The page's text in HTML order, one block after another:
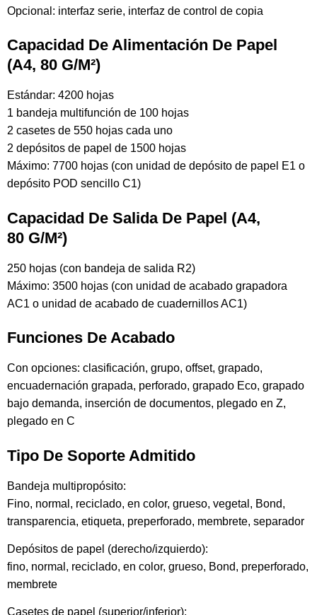
Opcional: interfaz serie, interfaz de control de copia
Capacidad De Alimentación De Papel
(A4, 80 G/m²)
Estándar: 4200 hojas
1 bandeja multifunción de 100 hojas
2 casetes de 550 hojas cada uno
2 depósitos de papel de 1500 hojas
Máximo: 7700 hojas (con unidad de depósito de papel E1 o
depósito POD sencillo C1)
Capacidad De Salida De Papel (A4,
80 G/m²)
250 hojas (con bandeja de salida R2)
Máximo: 3500 hojas (con unidad de acabado grapadora
AC1 o unidad de acabado de cuadernillos AC1)
Funciones De Acabado
Con opciones: clasificación, grupo, offset, grapado,
encuadernación grapada, perforado, grapado Eco, grapado
bajo demanda, inserción de documentos, plegado en Z,
plegado en C
Tipo De Soporte Admitido
Bandeja multipropósito:
Fino, normal, reciclado, en color, grueso, vegetal, Bond,
transparencia, etiqueta, preperforado, membrete, separador
Depósitos de papel (derecho/izquierdo):
fino, normal, reciclado, en color, grueso, Bond, preperforado,
membrete
Casetes de papel (superior/inferior):